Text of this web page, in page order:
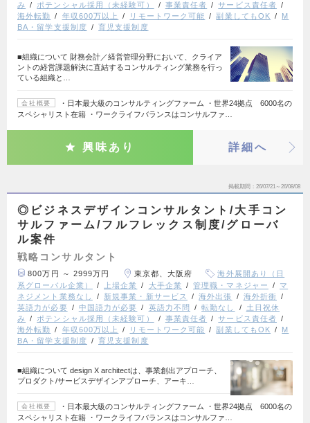
み
ポテンシャル採用（未経験可） 事業責任者
サービス責任者
海外転勤
年収600万以上 リモートワーク可能 副業してもOK
M
BA・留学支援制度
育児支援制度
■組織について 財務会計／経営管理分野において、クライア
ントの経営課題解決に直結するコンサルティング業務を行っ
ている組織と…
会社概要
・日本最大級のコンサルティングファーム ・世界24拠点 6000名の
スペシャリスト在籍 ・ワークライフバランスはコンサルファ…
興味あり 詳細へ
掲載期間 26/07/21～26/08/08
◎ビジネスデザインコンサルタント/大手コン
サルファーム/フルフレックス制度/グローバ
ル案件
戦略コンサルタント
800万円 ～ 2999万円 東京都、大阪府
海外展開あり（日
系グローバル企業）
上場企業 大手企業 管理職・マネジャー
マ
ネジメント業務なし
新規事業・新サービス 海外出張
海外折衝
英語力が必要
中国語力が必要 英語力不問 転勤なし
土日祝休
み
ポテンシャル採用（未経験可） 事業責任者
サービス責任者
海外転勤
年収600万以上 リモートワーク可能 副業してもOK
M
BA・留学支援制度
育児支援制度
■組織について design X architectは、事業創出アプローチ、
プロダクト/サービスデザインアプローチ、アーキ…
会社概要
・日本最大級のコンサルティングファーム ・世界24拠点 6000名の
スペシャリスト在籍 ・ワークライフバランスはコンサルファ…